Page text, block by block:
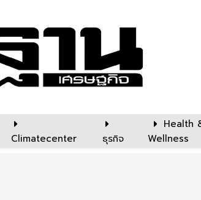
Climatecenter ธุรกิจ
Health
Wellness